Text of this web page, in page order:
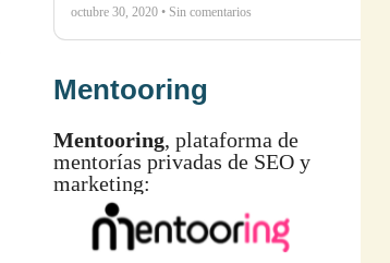
octubre 30, 2020 • Sin comentarios
Mentooring
Mentooring, plataforma de
mentorías privadas de SEO y
marketing: